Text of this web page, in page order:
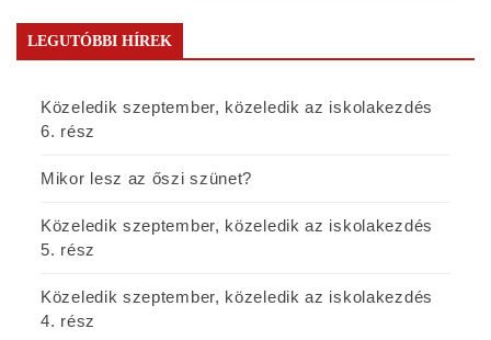
LEGUTÓBBI HÍREK
Közeledik szeptember, közeledik az iskolakezdés
6. rész
Mikor lesz az őszi szünet?
Közeledik szeptember, közeledik az iskolakezdés
5. rész
Közeledik szeptember, közeledik az iskolakezdés
4. rész